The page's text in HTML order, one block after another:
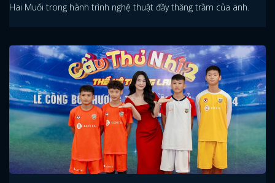
Hai Muối trong hành trình nghệ thuật đầy thăng trầm của anh.